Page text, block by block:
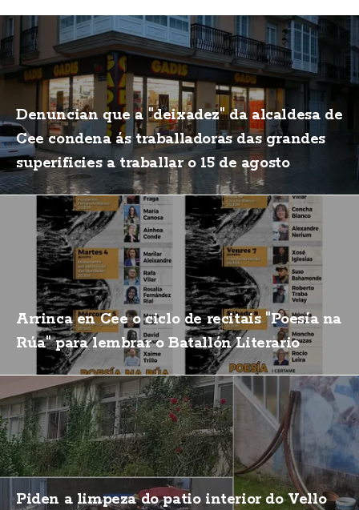
Denuncian que a "deixadez" da alcaldesa de
Cee condena ás traballadoras das grandes
superificies a traballar o 15 de agosto
Arrinca en Cee o ciclo de recitais "Poesía na
Rúa" para lembrar o Batallón Literario
Piden a limpeza do patio interior do Vello